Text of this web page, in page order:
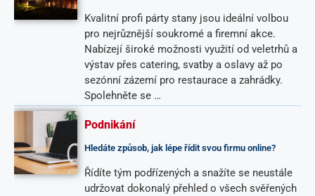
Kvalitní profi párty stany jsou ideální volbou
pro nejrůznější soukromé a firemní akce.
Nabízejí široké možnosti využití od veletrhů a
výstav přes catering, svatby a oslavy až po
sezónní zázemí pro restaurace a zahrádky.
Spolehněte se …
Podnikání
Hledáte způsob, jak lépe řídit svou firmu online?
Řídíte tým podřízených a snažíte se neustále
udržovat dokonalý přehled o všech svěřených